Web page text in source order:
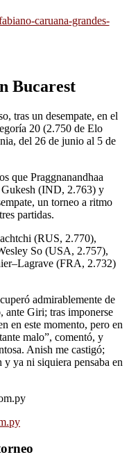
caruana-grandes-
Bucarest
tras un desempate, en el
20 (2.750 de Elo
del 26 de junio al 5 de
que Praggnanandhaa
(IND, 2.763) y
un torneo a ritmo
partidas.
(RUS, 2.770),
So (USA, 2.757),
(FRA, 2.732)
admirablemente de
ante Giri; tras imponerse
en este momento, pero en
malo”, comentó, y
Anish me castigó;
ya ni siquiera pensaba en